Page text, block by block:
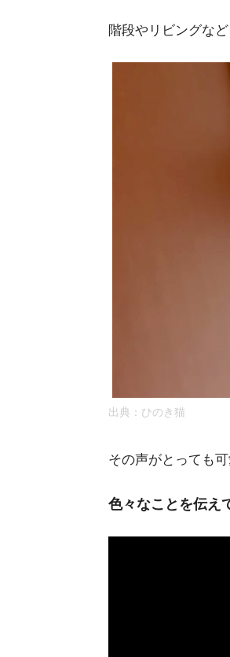
階段やリビングな
出典：ひのき猫
その声がとっても
色々なことを伝え